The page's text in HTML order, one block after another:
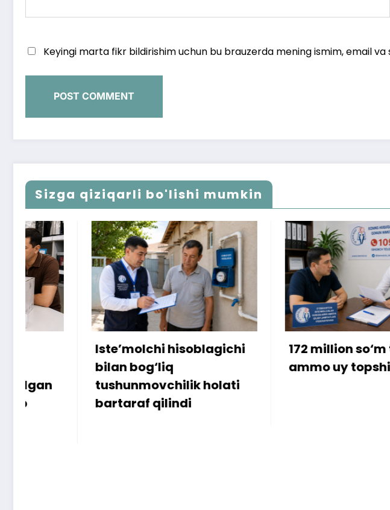
Keyingi marta fikr bildirishim uchun bu brauzerda mening ismim, email va
Sizga qiziqarli bo'lishi mumkin
Iste’molchi hisoblagichi
bilan bog‘liq
tushunmovchilik holati
bartaraf qilindi
172 million so‘m to‘landi,
ammo uy topshirilmadi…